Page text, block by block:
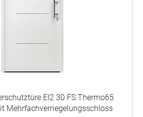
EI2 30 FS Thermo65
Mehrfachverriegelungsschloss